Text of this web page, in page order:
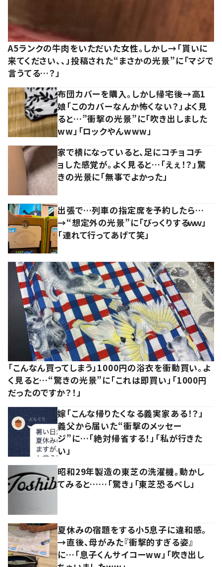
A5ランクの牛肉をいただいた女性。しかし→「貰いに
来てください、、」投稿された“まさかの光景”に「マジで
言うてる…？」
布団カバーを購入。しかし帰宅後→高1
娘「このカバーなんか怖くない？」よく見
ると…”衝撃の光景”に「吹き出しました
ww」「ロックやんwww」
家で横になっていると、足にコチョコチ
ョした感覚が。よく見ると…「えぇ！？」驚
きの光景に「無事でよかった」
出張で…列車の指定席を予約したら…
→“想定外の光景”に「びっくりするｗｗ」
「連れて行ってあげて笑」
「こんなん買ってしまう」1000円の浴衣を衝動買い。よ
く見ると…“驚きの光景”に「これは即買い」「1000円
だったのですか？！」
嫁「こんな帰りたくなる義実家ある！？」
義父から届いた“衝撃のメッセー
ジ”に…「絶対帰省する！」「私が行きた
い」
昭和29年製造の東芝の洗濯機。動かし
てみると……「驚き」「東芝恐るべし」
夏休みの宿題をする小5息子に違和感。
→直後、母がみた『衝撃的すぎる姿』
に…「息子くんサイコーww」「吹き出し